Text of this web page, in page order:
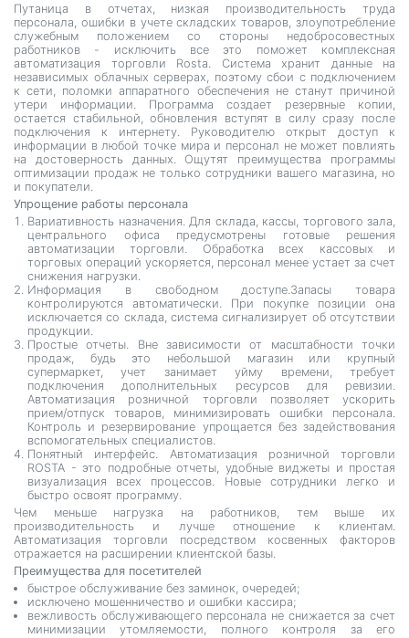
Путаница в отчетах, низкая производительность труда
персонала, ошибки в учете складских товаров, злоупотребление
служебным положением со стороны недобросовестных
работников - исключить все это поможет комплексная
автоматизация торговли Rosta. Система хранит данные на
независимых облачных серверах, поэтому сбои с подключением
к сети, поломки аппаратного обеспечения не станут причиной
утери информации. Программа создает резервные копии,
остается стабильной, обновления вступят в силу сразу после
подключения к интернету. Руководителю открыт доступ к
информации в любой точке мира и персонал не может повлиять
на достоверность данных. Ощутят преимущества программы
оптимизации продаж не только сотрудники вашего магазина, но
и покупатели.
Упрощение работы персонала
Вариативность назначения. Для склада, кассы, торгового зала,
центрального офиса предусмотрены готовые решения
автоматизации торговли. Обработка всех кассовых и
торговых операций ускоряется, персонал менее устает за счет
снижения нагрузки.
Информация в свободном доступе.Запасы товара
контролируются автоматически. При покупке позиции она
исключается со склада, система сигнализирует об отсутствии
продукции.
Простые отчеты. Вне зависимости от масштабности точки
продаж, будь это небольшой магазин или крупный
супермаркет, учет занимает уйму времени, требует
подключения дополнительных ресурсов для ревизии.
Автоматизация розничной торговли позволяет ускорить
прием/отпуск товаров, минимизировать ошибки персонала.
Контроль и резервирование упрощается без задействования
вспомогательных специалистов.
Понятный интерфейс. Автоматизация розничной торговли
ROSTA - это подробные отчеты, удобные виджеты и простая
визуализация всех процессов. Новые сотрудники легко и
быстро освоят программу.
Чем меньше нагрузка на работников, тем выше их
производительность и лучше отношение к клиентам.
Автоматизация торговли посредством косвенных факторов
отражается на расширении клиентской базы.
Преимущества для посетителей
быстрое обслуживание без заминок, очередей;
исключено мошенничество и ошибки кассира;
вежливость обслуживающего персонала не снижается за счет
минимизации утомляемости, полного контроля за его